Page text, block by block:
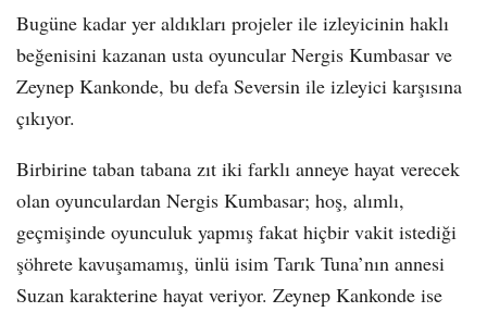
Bugüne kadar yer aldıkları projeler ile izleyicinin haklı
beğenisini kazanan usta oyuncular Nergis Kumbasar ve
Zeynep Kankonde, bu defa Seversin ile izleyici karşısına
çıkıyor.
Birbirine taban tabana zıt iki farklı anneye hayat verecek
olan oyunculardan Nergis Kumbasar; hoş, alımlı,
geçmişinde oyunculuk yapmış fakat hiçbir vakit istediği
şöhrete kavuşamamış, ünlü isim Tarık Tuna’nın annesi
Suzan karakterine hayat veriyor. Zeynep Kankonde ise